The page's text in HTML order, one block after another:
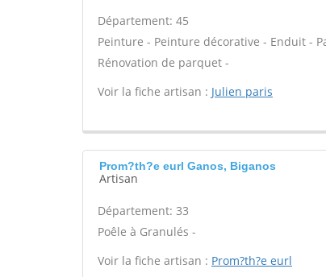
Département: 45
Peinture - Peinture décorative - Enduit -
Rénovation de parquet -
Voir la fiche artisan : Julien paris
Prom?th?e eurl Ganos, Biganos
Artisan
Département: 33
Poêle à Granulés -
Voir la fiche artisan : Prom?th?e eurl